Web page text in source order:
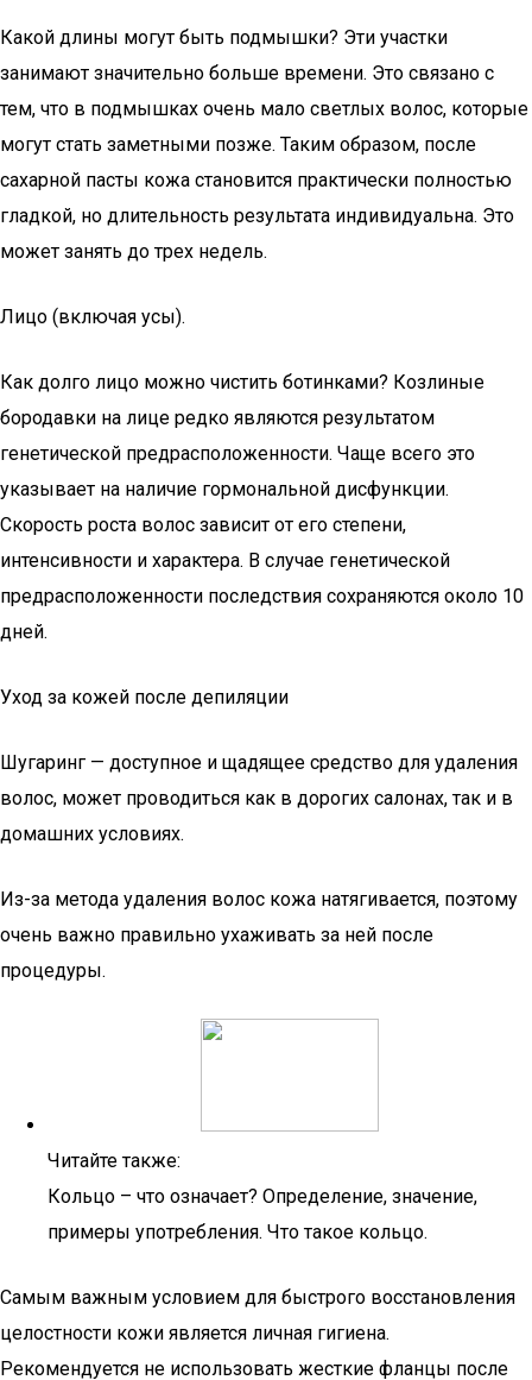
Какой длины могут быть подмышки? Эти участки
занимают значительно больше времени. Это связано с
тем, что в подмышках очень мало светлых волос, которые
могут стать заметными позже. Таким образом, после
сахарной пасты кожа становится практически полностью
гладкой, но длительность результата индивидуальна. Это
может занять до трех недель.
Лицо (включая усы).
Как долго лицо можно чистить ботинками? Козлиные
бородавки на лице редко являются результатом
генетической предрасположенности. Чаще всего это
указывает на наличие гормональной дисфункции.
Скорость роста волос зависит от его степени,
интенсивности и характера. В случае генетической
предрасположенности последствия сохраняются около 10
дней.
Уход за кожей после депиляции
Шугаринг — доступное и щадящее средство для удаления
волос, может проводиться как в дорогих салонах, так и в
домашних условиях.
Из-за метода удаления волос кожа натягивается, поэтому
очень важно правильно ухаживать за ней после
процедуры.
Читайте также:
Кольцо – что означает? Определение, значение,
примеры употребления. Что такое кольцо.
Самым важным условием для быстрого восстановления
целостности кожи является личная гигиена.
Рекомендуется не использовать жесткие фланцы после